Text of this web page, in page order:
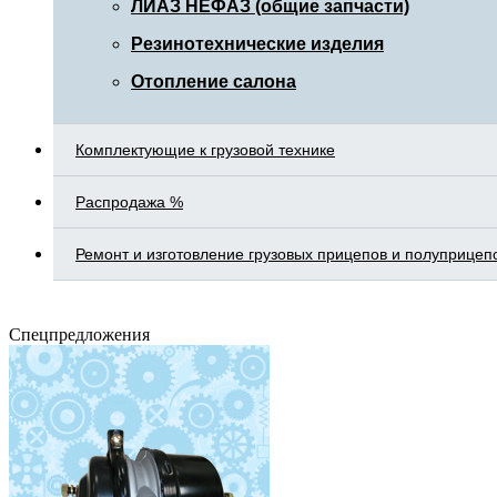
ЛИАЗ НЕФАЗ (общие запчасти)
Резинотехнические изделия
Отопление салона
Комплектующие к грузовой технике
Распродажа %
Ремонт и изготовление грузовых прицепов и
Спецпредложения